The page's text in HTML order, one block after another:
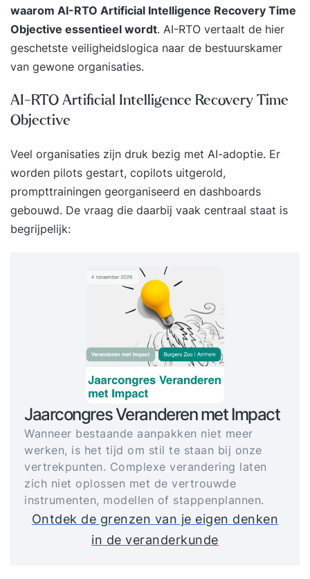
waarom AI-RTO Artificial Intelligence Recovery Time
Objective essentieel wordt. AI-RTO vertaalt de hier
geschetste veiligheidslogica naar de bestuurskamer
van gewone organisaties.
AI-RTO Artificial Intelligence Recovery Time
Objective
Veel organisaties zijn druk bezig met AI-adoptie. Er
worden pilots gestart, copilots uitgerold,
prompttrainingen georganiseerd en dashboards
gebouwd. De vraag die daarbij vaak centraal staat is
begrijpelijk:
Jaarcongres Veranderen met Impact
Wanneer bestaande aanpakken niet meer
werken, is het tijd om stil te staan bij onze
vertrekpunten. Complexe verandering laten
zich niet oplossen met de vertrouwde
instrumenten, modellen of stappenplannen.
Ontdek de grenzen van je eigen denken
in de veranderkunde